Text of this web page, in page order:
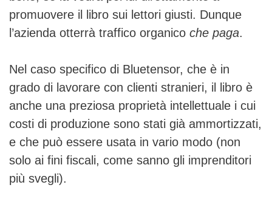
promuovere il libro sui lettori giusti. Dunque
l’azienda otterrà traffico organico che paga.
Nel caso specifico di Bluetensor, che è in
grado di lavorare con clienti stranieri, il libro è
anche una preziosa proprietà intellettuale i cui
costi di produzione sono stati già ammortizzati,
e che può essere usata in vario modo (non
solo ai fini fiscali, come sanno gli imprenditori
più svegli).